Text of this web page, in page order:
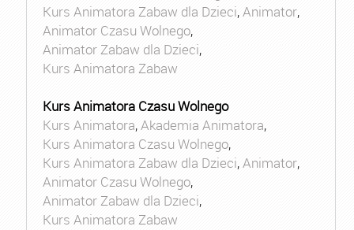
Kurs Animatora Zabaw dla Dzieci,Animator,
Animator Czasu Wolnego,
Animator Zabaw dla Dzieci,
Kurs Animatora Zabaw
Kurs Animatora Czasu Wolnego
Kurs Animatora,Akademia Animatora,
Kurs Animatora Czasu Wolnego,
Kurs Animatora Zabaw dla Dzieci,Animator,
Animator Czasu Wolnego,
Animator Zabaw dla Dzieci,
Kurs Animatora Zabaw